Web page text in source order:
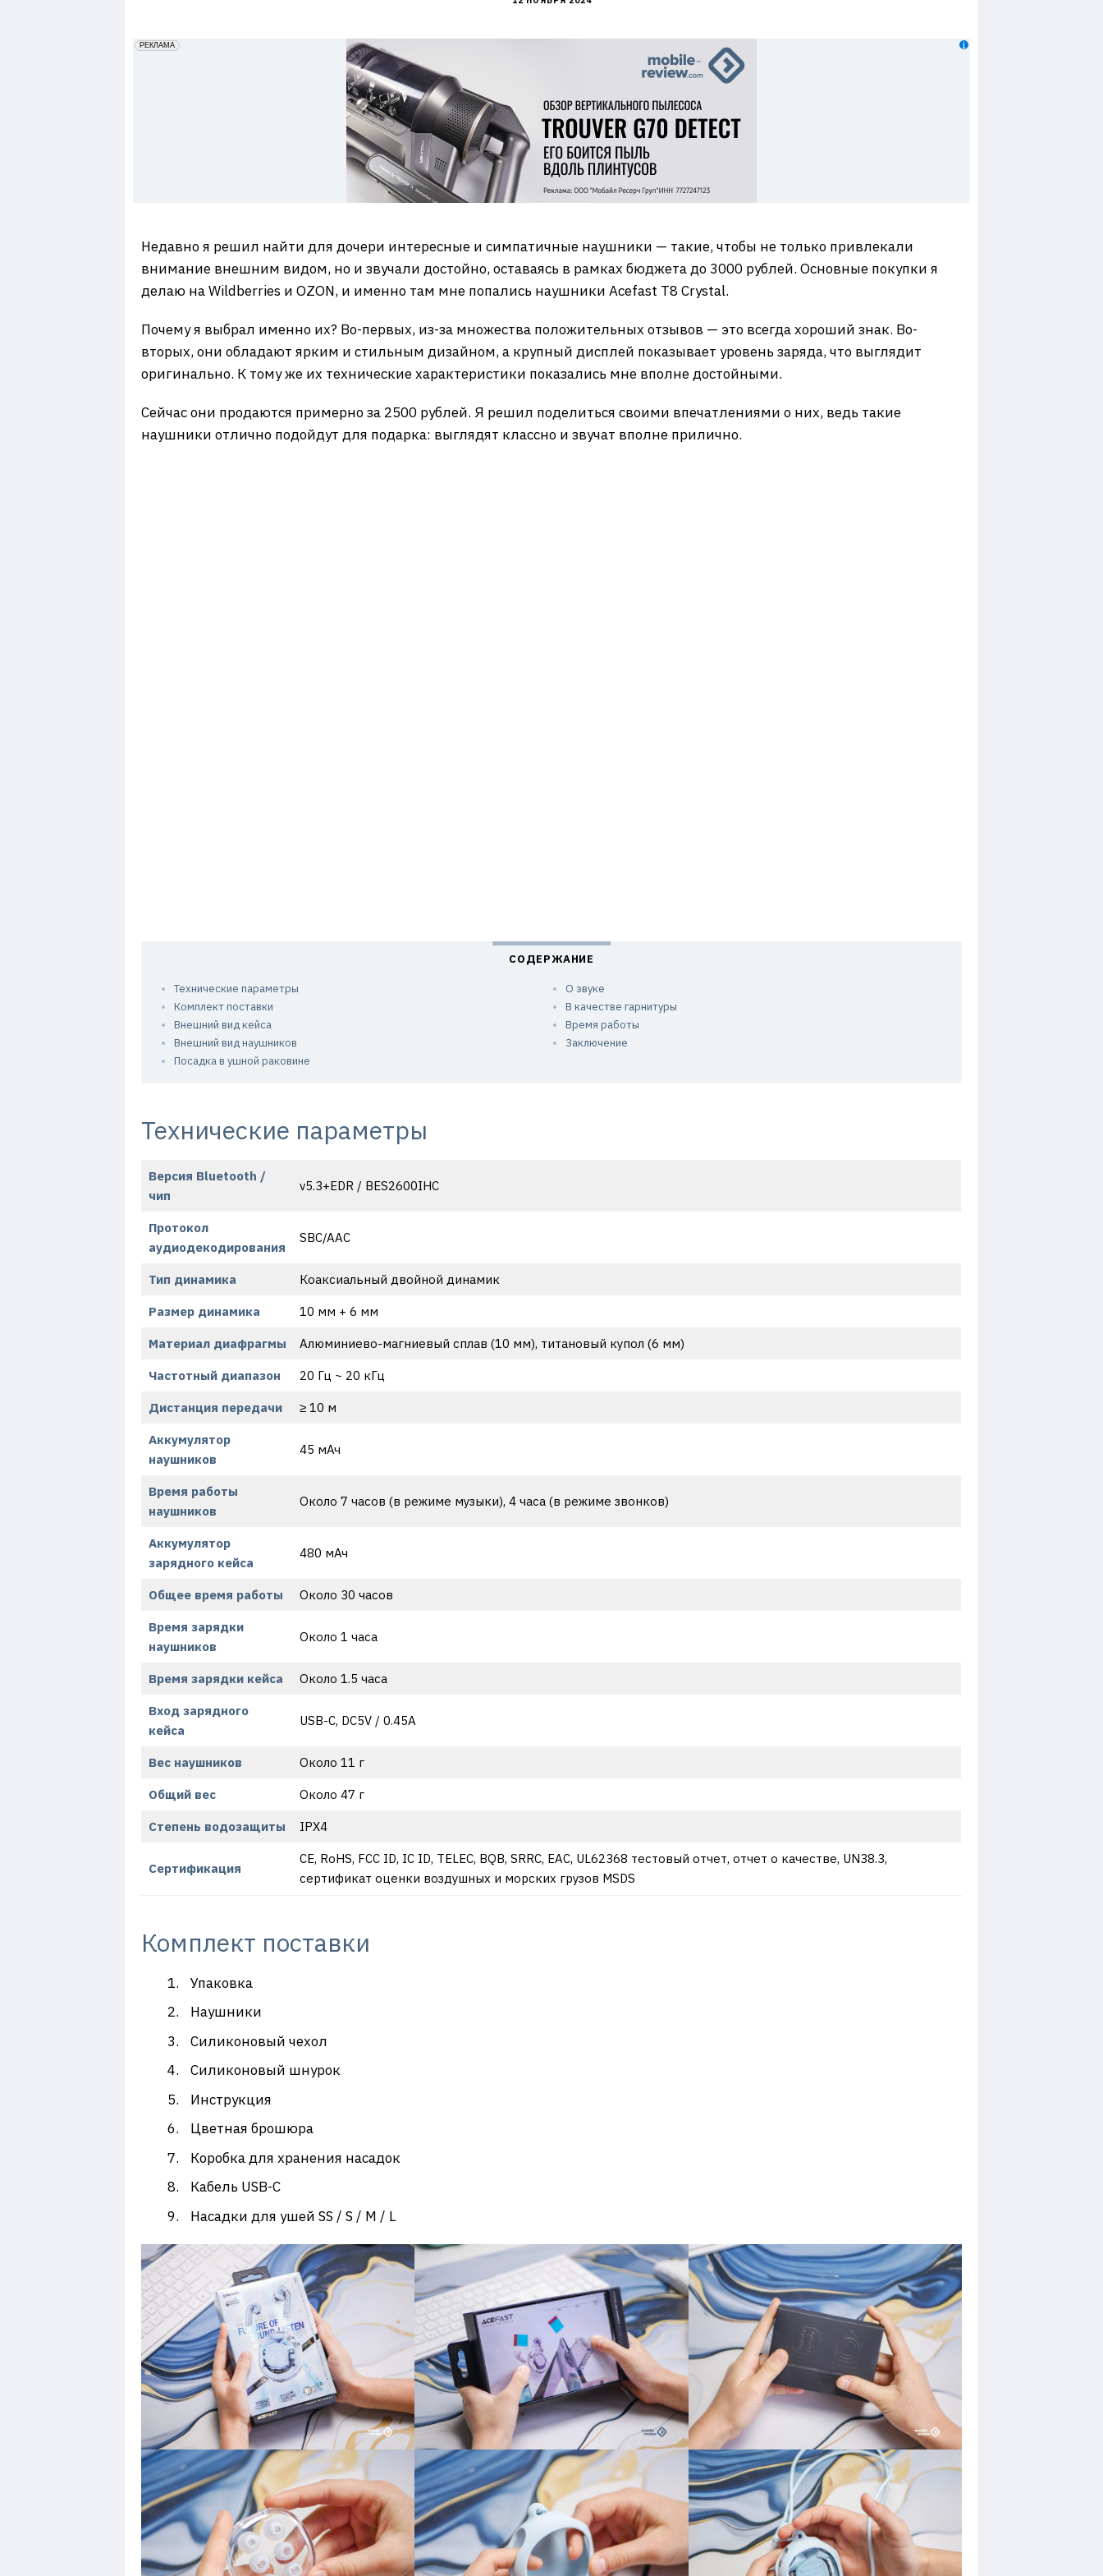
erid: 2VfnxxmNzs5
РЕКЛАМА
Недавно я решил найти для дочери интересные и симпатичные наушники — такие, чтобы не только привлекали
внимание внешним видом, но и звучали достойно, оставаясь в рамках бюджета до 3000 рублей. Основные покупки я
делаю на Wildberries и OZON, и именно там мне попались наушники Acefast T8 Crystal.
Почему я выбрал именно их? Во-первых, из-за множества положительных отзывов — это всегда хороший знак. Во-
вторых, они обладают ярким и стильным дизайном, а крупный дисплей показывает уровень заряда, что выглядит
оригинально. К тому же их технические характеристики показались мне вполне достойными.
Сейчас они продаются примерно за 2500 рублей. Я решил поделиться своими впечатлениями о них, ведь такие
наушники отлично подойдут для подарка: выглядят классно и звучат вполне прилично.
Технические параметры
Комплект поставки
Внешний вид кейса
Внешний вид наушников
Посадка в ушной раковине
О звуке
В качестве гарнитуры
Время работы
Заключение
Технические параметры
Версия Bluetooth /
чип
v5.3+EDR / BES2600IHC
Протокол
аудиодекодирования
SBC/AAC
Тип динамика Коаксиальный двойной динамик
Размер динамика 10 мм + 6 мм
Материал диафрагмы Алюминиево-магниевый сплав (10 мм), титановый купол (6 мм)
Частотный диапазон 20 Гц ~ 20 кГц
Дистанция передачи ≥ 10 м
Аккумулятор
наушников
45 мАч
Время работы
наушников
Около 7 часов (в режиме музыки), 4 часа (в режиме звонков)
Аккумулятор
зарядного кейса
480 мАч
Общее время работы Около 30 часов
Время зарядки
наушников
Около 1 часа
Время зарядки кейса Около 1.5 часа
Вход зарядного
кейса
USB-C, DC5V / 0.45A
Вес наушников Около 11 г
Общий вес Около 47 г
Степень водозащиты IPX4
Сертификация
CE, RoHS, FCC ID, IC ID, TELEC, BQB, SRRC, EAC, UL62368 тестовый отчет, отчет о качестве, UN38.3,
сертификат оценки воздушных и морских грузов MSDS
Комплект поставки
Упаковка
Наушники
Силиконовый чехол
Силиконовый шнурок
Инструкция
Цветная брошюра
Коробка для хранения насадок
Кабель USB-C
Насадки для ушей SS / S / M / L